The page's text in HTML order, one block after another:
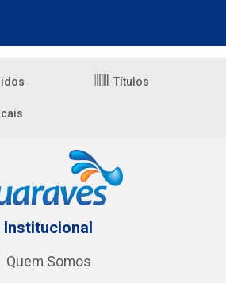
Títulos
Institucional
Quem Somos